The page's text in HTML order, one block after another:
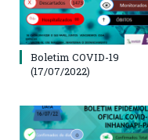
Boletim COVID-19
(17/07/2022)